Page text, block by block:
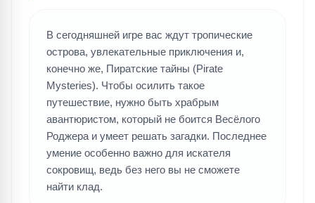
В сегодняшней игре вас ждут тропические
острова, увлекательные приключения и,
конечно же, Пиратские тайны (Pirate
Mysteries). Чтобы осилить такое
путешествие, нужно быть храбрым
авантюристом, который не боится Весёлого
Роджера и умеет решать загадки. Последнее
умение особенно важно для искателя
сокровищ, ведь без него вы не сможете
найти клад.